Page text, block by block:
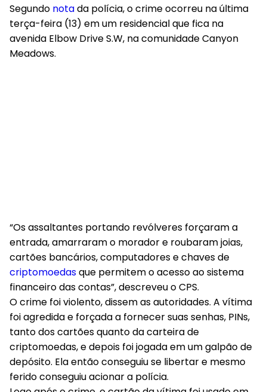
Segundo notada polícia, o crime ocorreu na última
terça-feira (13) em um residencial que fica na
avenida Elbow Drive S.W, na comunidade Canyon
Meadows.
“Os assaltantes portando revólveres forçaram a
entrada, amarraram o morador e roubaram joias,
cartões bancários, computadores e chaves de
criptomoedasque permitem o acesso ao sistema
financeiro das contas”, descreveu o CPS.
O crime foi violento, dissem as autoridades. A vítima
foi agredida e forçada a fornecer suas senhas, PINs,
tanto dos cartões quanto da carteira de
criptomoedas, e depois foi jogada em um galpão de
depósito. Ela então conseguiu se libertar e mesmo
ferido conseguiu acionar a polícia.